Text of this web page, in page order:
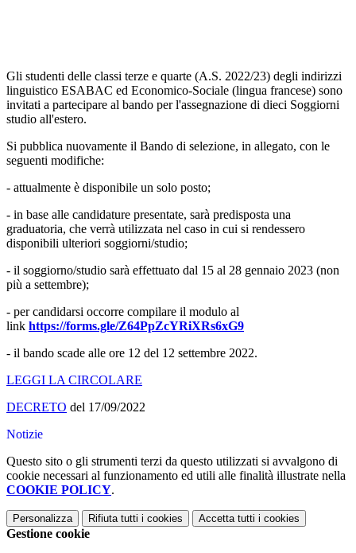
Gli studenti delle classi terze e quarte (A.S. 2022/23) degli indirizzi
linguistico ESABAC ed Economico-Sociale (lingua francese) sono
invitati a partecipare al bando per l'assegnazione di dieci Soggiorni
studio all'estero.
Si pubblica nuovamente il Bando di selezione, in allegato, con le
seguenti modifiche:
- attualmente è disponibile un solo posto;
- in base alle candidature presentate, sarà predisposta una
graduatoria, che verrà utilizzata nel caso in cui si rendessero
disponibili ulteriori soggiorni/studio;
- il soggiorno/studio sarà effettuato dal 15 al 28 gennaio 2023 (non
più a settembre);
- per candidarsi occorre compilare il modulo al
link https://forms.gle/Z64PpZcYRiXRs6xG9
- il bando scade alle ore 12 del 12 settembre 2022.
LEGGI LA CIRCOLARE
DECRETO del 17/09/2022
Notizie
Questo sito o gli strumenti terzi da questo utilizzati si avvalgono di
cookie necessari al funzionamento ed utili alle finalità illustrate nella
COOKIE POLICY.
Personalizza Rifiuta tutti i cookies Accetta tutti i cookies
Gestione cookie